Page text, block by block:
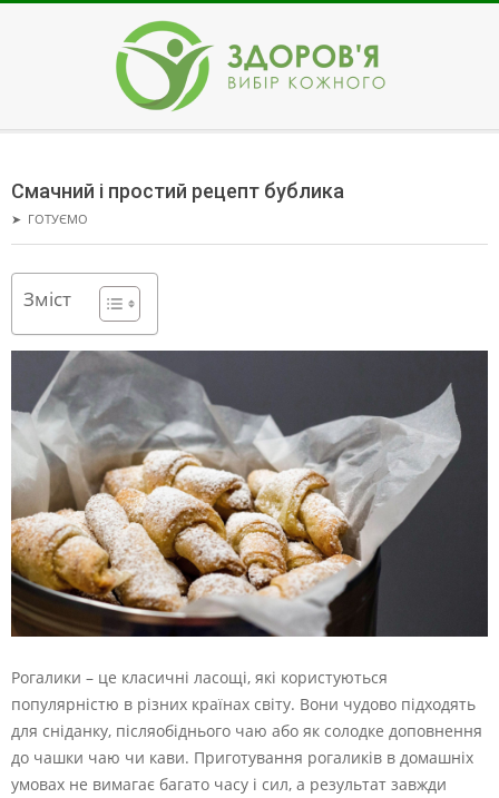
ЗДОРОВ'Я
Menu
Смачний і простий рецепт бублика
➤ ГОТУЄМО
Зміст
Рогалики – це класичні ласощі, які користуються
популярністю в різних країнах світу. Вони чудово підходять
для сніданку, післяобіднього чаю або як солодке доповнення
до чашки чаю чи кави. Приготування рогаликів в домашніх
умовах не вимагає багато часу і сил, а результат завжди